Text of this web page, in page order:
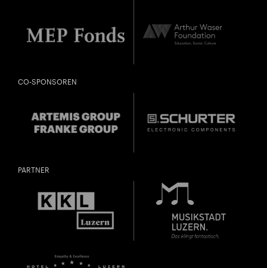
CO-SPONSOREN
PARTNER